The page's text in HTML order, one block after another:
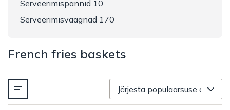
Serveerimispannid 10
Serveerimisvaagnad 170
French fries baskets